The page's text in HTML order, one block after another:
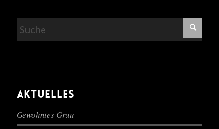
AKTUELLES
Gewohntes Grau